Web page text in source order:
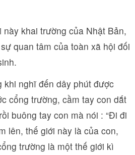
này khai trường của Nhật Bản,
quan tâm của toàn xã hội đối
khi nghĩ đến dây phút được
cổng trường, cầm tay con dắt
buông tay con mà nói : “Đi đi
lên, thế giới này là của con,
trường là một thế giới kì